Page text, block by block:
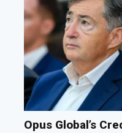
Opus Global’s